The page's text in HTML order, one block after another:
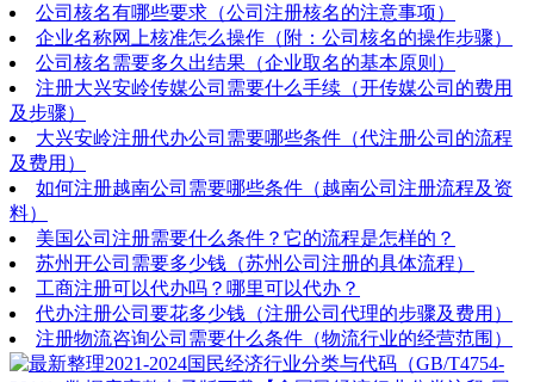
公司核名有哪些要求（公司注册核名的注意事项）
企业名称网上核准怎么操作（附：公司核名的操作步骤）
公司核名需要多久出结果（企业取名的基本原则）
注册大兴安岭传媒公司需要什么手续（开传媒公司的费用
及步骤）
大兴安岭注册代办公司需要哪些条件（代注册公司的流程
及费用）
如何注册越南公司需要哪些条件（越南公司注册流程及资
料）
美国公司注册需要什么条件？它的流程是怎样的？
苏州开公司需要多少钱（苏州公司注册的具体流程）
工商注册可以代办吗？哪里可以代办？
代办注册公司要花多少钱（注册公司代理的步骤及费用）
注册物流咨询公司需要什么条件（物流行业的经营范围）